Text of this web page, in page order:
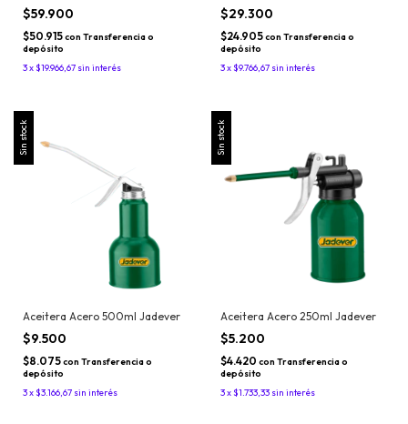
$59.900
$50.915con Transferencia o
depósito
3x$19.966,67 sin interés
$29.300
$24.905con Transferencia o
depósito
3x$9.766,67 sin interés
Sin stock
Aceitera Acero 500ml Jadever
$9.500
$8.075con Transferencia o
depósito
3x$3.166,67 sin interés
Sin stock
Aceitera Acero 250ml Jadever
$5.200
$4.420 con Transferencia o
depósito
3x$1.733,33 sin interés